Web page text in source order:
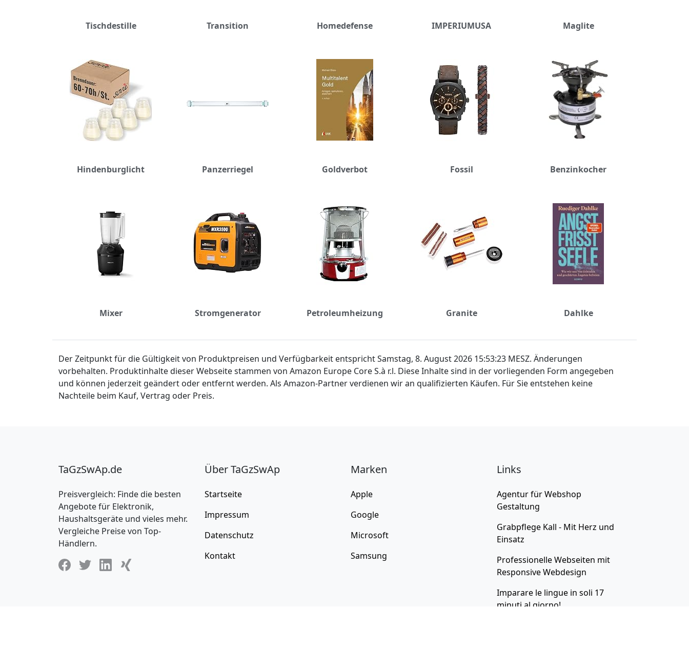
Tischdestille Transition Homedefense IMPERIUMUSA Maglite
Hindenburglicht Panzerriegel Goldverbot Fossil Benzinkocher
Mixer Stromgenerator Petroleumheizung Granite Dahlke
Der Zeitpunkt für die Gültigkeit von Produktpreisen und Verfügbarkeit entspricht Samstag, 8. August 2026 15:53:23 MESZ. Änderungen
vorbehalten. Produktinhalte dieser Webseite stammen von Amazon Europe Core S.à r.l. Diese Inhalte sind in der vorliegenden Form angegeben
und können jederzeit geändert oder entfernt werden. Als Amazon-Partner verdienen wir an qualifizierten Käufen. Für Sie entstehen keine
Nachteile beim Kauf, Vertrag oder Preis.
TaGzSwAp.de
Preisvergleich: Finde die besten
Angebote für Elektronik,
Haushaltsgeräte und vieles mehr.
Vergleiche Preise von Top-
Händlern.
Über TaGzSwAp
Startseite
Impressum
Datenschutz
Kontakt
Marken
Apple
Google
Microsoft
Samsung
Links
Agentur fürWebshop
Gestaltung
Grabpflege Kall - Mit Herz und
Einsatz
Professionelle Webseiten mit
Responsive Webdesign
Imparare le lingue in soli 17
minuti al giorno!